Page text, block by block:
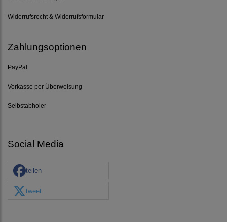
Widerrufsrecht & Widerrufsformular
Zahlungsoptionen
PayPal
Vorkasse per Überweisung
Selbstabholer
Social Media
teilen
tweet